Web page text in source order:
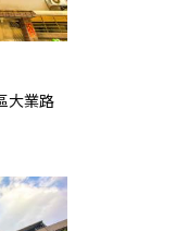
大業路